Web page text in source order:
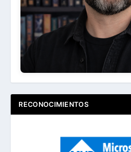
RECONOCIMIENTOS